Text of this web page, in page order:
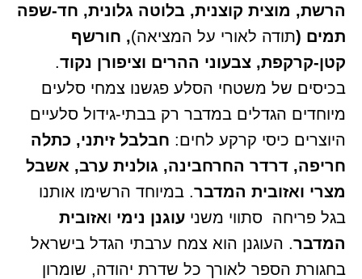
הרשת, מוצית קוצנית, בלוטה גלונית, חד-שפה
תמים (תודה לאורי על המציאה), חורשף
קטן-קרקפת, צבעוני ההרים וציפורן נקוד.
בכיסים של משטחי הסלע פגשנו צמחי סלעים
מיוחדים הגדלים במדבר רק בבתי-גידול סלעיים
היוצרים כיסי קרקע לחים: חבלבל זיתני, כתלה
חריפה, דרדר החרחבינה, גולנית ערב, אשבל
מצרי ואזובית המדבר. במיוחד הרשימו אותנו
בגל פריחה סתווי משני עוגנן נימי ואזובית
המדבר. העוגנן הוא צמח ערבתי הגדל בישראל
בחגורת הספר לאורך כל שדרת יהודה, שומרון